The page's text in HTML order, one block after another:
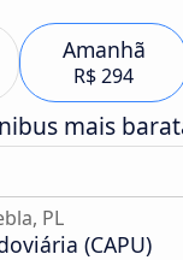
Amanhã
R$ 294
mais
PL
(CAPU)